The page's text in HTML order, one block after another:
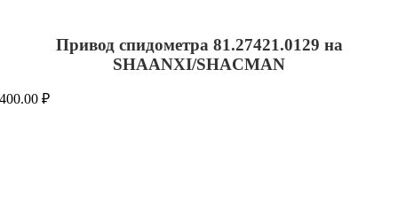
Привод спидометра 81.27421.0129 на
SHAANXI/SHACMAN
400.00₽